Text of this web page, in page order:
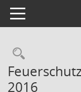
Toggle navigation
2016